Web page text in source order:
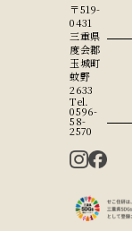
〒519-
0431
三重県
度会郡
玉城町
蚊野
2633
Tel.
0596-
58-
2570